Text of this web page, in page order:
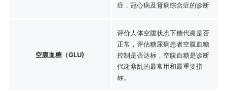
症，冠心病及肾病综合症的诊断
空腹血糖（GLU)
评价人体空腹状态下糖代谢是否
正常，评估糖尿病患者空腹血糖
控制是否达标，空腹血糖是诊断
代谢紊乱的最常用和最重要指
标。